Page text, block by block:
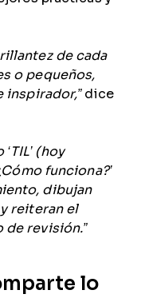
de cada
o pequeños,
inspirador,”dice
(hoy
funciona?’
dibujan
reiteran el
revisión.”
lo